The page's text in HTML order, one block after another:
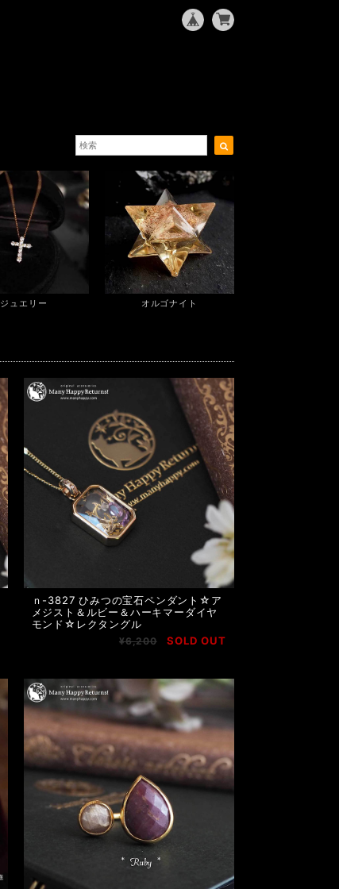
ジュエリー オルゴナイト
ｎ-3827 ひみつの宝石ペンダント☆ア
メジスト＆ルビー＆ハーキマーダイヤ
モンド☆レクタングル
¥6,200 SOLD OUT